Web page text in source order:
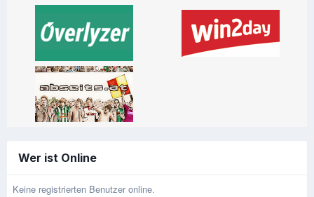
Wer ist Online
Keine registrierten Benutzer online.